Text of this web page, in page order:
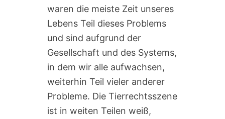
waren die meiste Zeit unseres
Lebens Teil dieses Problems
und sind aufgrund der
Gesellschaft und des Systems,
in dem wir alle aufwachsen,
weiterhin Teil vieler anderer
Probleme. Die Tierrechtsszene
ist in weiten Teilen weiß,